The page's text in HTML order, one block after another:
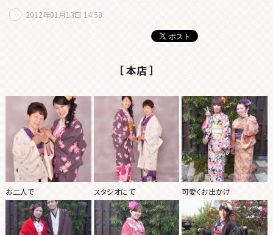
2012年01月13日 14:58
［ 本店 ］
お二人で スタジオにて 可愛くお出かけ